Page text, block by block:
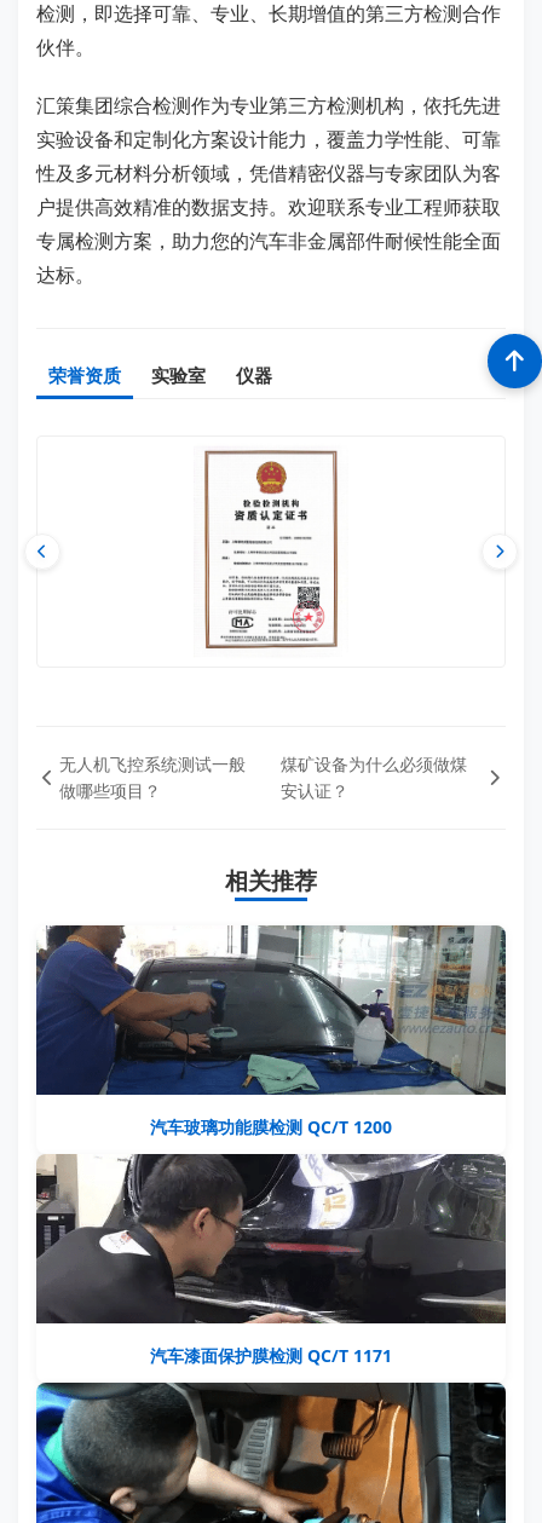
检测，即选择可靠、专业、长期增值的第三方检测合作
伙伴。
汇策集团综合检测作为专业第三方检测机构，依托先进
实验设备和定制化方案设计能力，覆盖力学性能、可靠
性及多元材料分析领域，凭借精密仪器与专家团队为客
户提供高效精准的数据支持。欢迎联系专业工程师获取
专属检测方案，助力您的汽车非金属部件耐候性能全面
达标。
荣誉资质 实验室 仪器
无人机飞控系统测试一般
做哪些项目？
煤矿设备为什么必须做煤
安认证？
相关推荐
汽车玻璃功能膜检测 QC/T 1200
汽车漆面保护膜检测 QC/T 1171